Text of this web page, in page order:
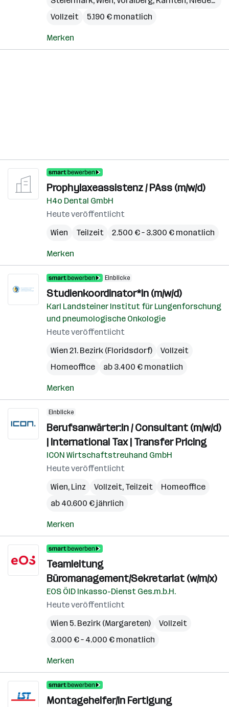
Vollzeit
5.190 € monatlich
Merken
Prophylaxeassistenz / PAss (m/w/d)
H4o Dental GmbH
Heute veröffentlicht
Wien
Teilzeit 2.500 € – 3.300 € monatlich
Merken
Einblicke
Studienkoordinator*in (m/w/d)
Karl Landsteiner Institut für Lungenforschung
und pneumologische Onkologie
Heute veröffentlicht
Wien 21. Bezirk (Floridsdorf)
Vollzeit
Homeoffice
ab 3.400 € monatlich
Merken
Einblicke
Berufsanwärter:in / Consultant (m/w/d)
| International Tax | Transfer Pricing
ICON Wirtschaftstreuhand GmbH
Heute veröffentlicht
Wien, Linz Vollzeit, Teilzeit
Homeoffice
ab 40.600 € jährlich
Merken
Teamleitung
Büromanagement/Sekretariat (w/m/x)
EOS ÖID Inkasso-Dienst Ges.m.b.H.
Heute veröffentlicht
Wien 5. Bezirk (Margareten)
Vollzeit
3.000 € – 4.000 € monatlich
Merken
Montagehelfer/in Fertigung